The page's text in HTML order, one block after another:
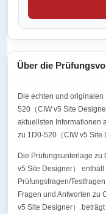
Über die
Die echten und
520（CIW v5 Site
aktuellsten Informationen
zu 1D0-520（CIW v5 Site
Die Prüfungsunterlage zu
v5 Site Designer）
Prüfungsfragen/
Fragen und Antworten zu
v5 Site Designer）